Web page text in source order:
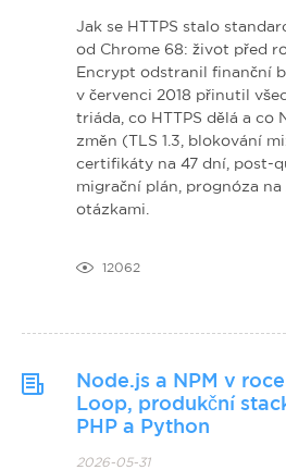
12062
Jak se HTTPS stalo
od Chrome 68: život před
Encrypt odstranil finanční
v červenci 2018 přinutil
triáda, co HTTPS dělá a co
změn (TLS 1.3, blokování
certifikáty na 47 dní, post-
migrační plán, prognóza
otázkami.
Node.js a NPM v
Loop, produkční
PHP a Python
2026-05-31